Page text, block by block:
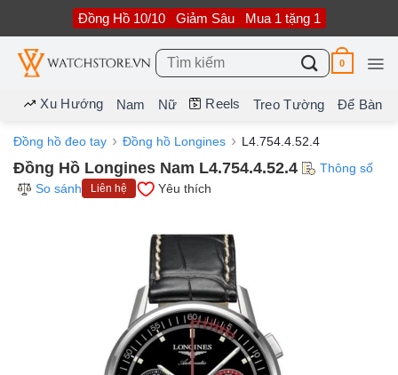
nội
dung
Đồng Hồ 10/10 Giảm Sâu Mua 1 tặng 1
Tìm
kiếm:
0
Xu Hướng Nam Nữ Reels Treo Tường Để Bàn
Đồng hồ đeo tay Đồng hồ Longines L4.754.4.52.4
Đồng Hồ Longines Nam L4.754.4.52.4
Thông số
So sánh
Liên hệ Yêu thích